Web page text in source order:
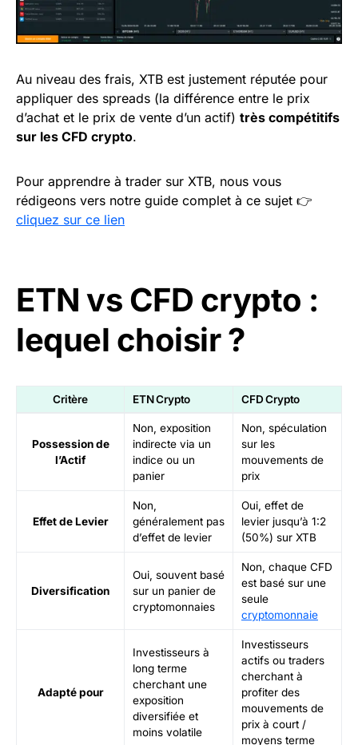
Au niveau des frais, XTB est justement réputée pour
appliquer des spreads (la différence entre le prix
d’achat et le prix de vente d’un actif) très compétitifs
sur les CFD crypto.
Pour apprendre à trader sur XTB, nous vous
rédigeons vers notre guide complet à ce sujet 👉
cliquez sur ce lien
ETN vs CFD crypto :
lequel choisir ?
Critère ETN Crypto CFD Crypto
Possession de
l’Actif
Non, exposition
indirecte via un
indice ou un
panier
Non, spéculation
sur les
mouvements de
prix
Effet de Levier
Non,
généralement pas
d’effet de levier
Oui, effet de
levier jusqu’à 1:2
(50%) sur XTB
Diversification
Oui, souvent basé
sur un panier de
cryptomonnaies
Non, chaque CFD
est basé sur une
seule
cryptomonnaie
Adapté pour
Investisseurs à
long terme
cherchant une
exposition
diversifiée et
moins volatile
Investisseurs
actifs ou traders
cherchant à
profiter des
mouvements de
prix à court /
moyens terme